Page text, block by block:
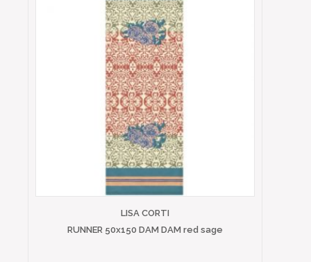
LISA CORTI
RUNNER 50x150 DAM DAM red sage